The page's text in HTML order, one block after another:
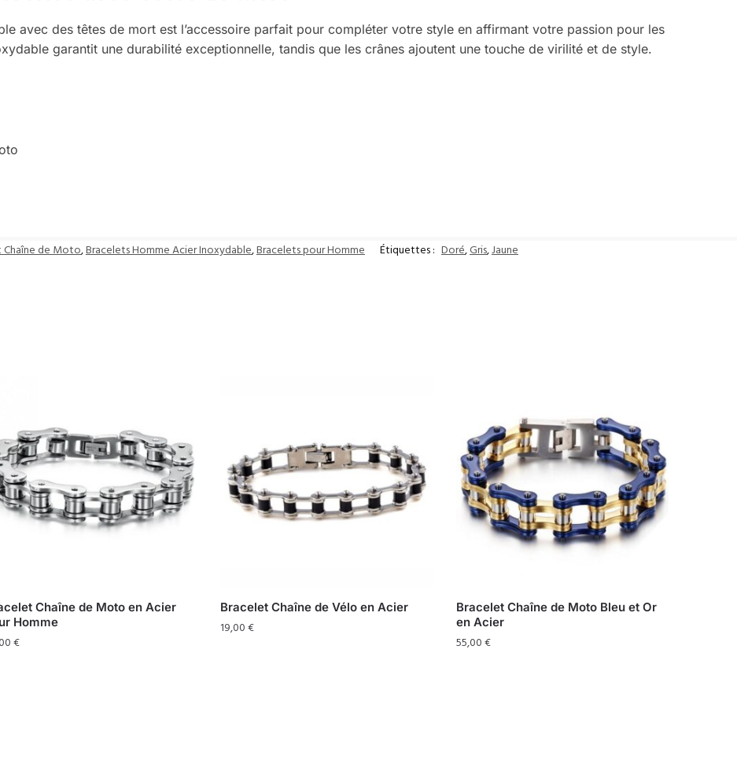
avec des têtes de mort est l’accessoire parfait pour compléter votre style en affirmant votre passion pour les
garantit une durabilité exceptionnelle, tandis que les crânes ajoutent une touche de virilité et de style.
de Moto,Bracelets Homme Acier Inoxydable,Bracelets pour Homme Étiquettes : Doré,Gris,Jaune
Chaîne de Moto en Acier
Homme
€
Bracelet Chaîne de Vélo en Acier
19,00€
Bracelet Chaîne de Moto Bleu et Or
en Acier
55,00€